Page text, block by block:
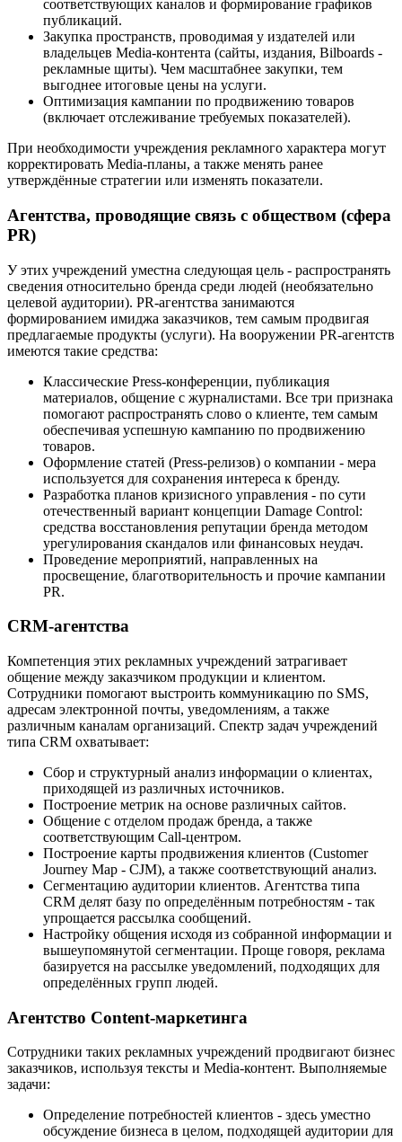
соответствующих каналов и формирование графиков
публикаций.
Закупка пространств, проводимая у издателей или
владельцев Media-контента (сайты, издания, Bilboards -
рекламные щиты). Чем масштабнее закупки, тем
выгоднее итоговые цены на услуги.
Оптимизация кампании по продвижению товаров
(включает отслеживание требуемых показателей).
При необходимости учреждения рекламного характера могут
корректировать Media-планы, а также менять ранее
утверждённые стратегии или изменять показатели.
Агентства, проводящие связь с обществом (сфера
PR)
У этих учреждений уместна следующая цель - распространять
сведения относительно бренда среди людей (необязательно
целевой аудитории). PR-агентства занимаются
формированием имиджа заказчиков, тем самым продвигая
предлагаемые продукты (услуги). На вооружении PR-агентств
имеются такие средства:
Классические Press-конференции, публикация
материалов, общение с журналистами. Все три признака
помогают распространять слово о клиенте, тем самым
обеспечивая успешную кампанию по продвижению
товаров.
Оформление статей (Press-релизов) о компании - мера
используется для сохранения интереса к бренду.
Разработка планов кризисного управления - по сути
отечественный вариант концепции Damage Control:
средства восстановления репутации бренда методом
урегулирования скандалов или финансовых неудач.
Проведение мероприятий, направленных на
просвещение, благотворительность и прочие кампании
PR.
CRM-агентства
Компетенция этих рекламных учреждений затрагивает
общение между заказчиком продукции и клиентом.
Сотрудники помогают выстроить коммуникацию по SMS,
адресам электронной почты, уведомлениям, а также
различным каналам организаций. Спектр задач учреждений
типа CRM охватывает:
Сбор и структурный анализ информации о клиентах,
приходящей из различных источников.
Построение метрик на основе различных сайтов.
Общение с отделом продаж бренда, а также
соответствующим Call-центром.
Построение карты продвижения клиентов (Customer
Journey Map - CJM), а также соответствующий анализ.
Сегментацию аудитории клиентов. Агентства типа
CRM делят базу по определённым потребностям - так
упрощается рассылка сообщений.
Настройку общения исходя из собранной информации и
вышеупомянутой сегментации. Проще говоря, реклама
базируется на рассылке уведомлений, подходящих для
определённых групп людей.
Агентство Content-маркетинга
Сотрудники таких рекламных учреждений продвигают бизнес
заказчиков, используя тексты и Media-контент. Выполняемые
задачи:
Определение потребностей клиентов - здесь уместно
обсуждение бизнеса в целом, подходящей аудитории для